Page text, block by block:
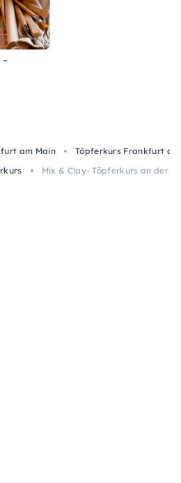
am Main
Töpferkurs Frankfurt
Mix & Clay- Töpferkurs an der